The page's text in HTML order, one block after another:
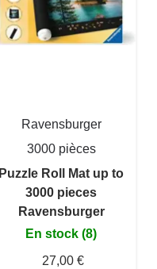
Ravensburger
3000 pièces
Puzzle Roll Mat up to
3000 pieces
Ravensburger
En stock (8)
27,00 €